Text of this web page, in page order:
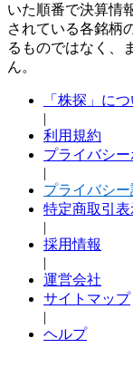
いた順番で決算情
されている各銘柄
るものではなく、
ん。
「株探」に
|
利用規約
プライバシ
|
プライバシー
特定商取引表
|
採用情報
|
運営会社
サイトマップ
|
ヘルプ